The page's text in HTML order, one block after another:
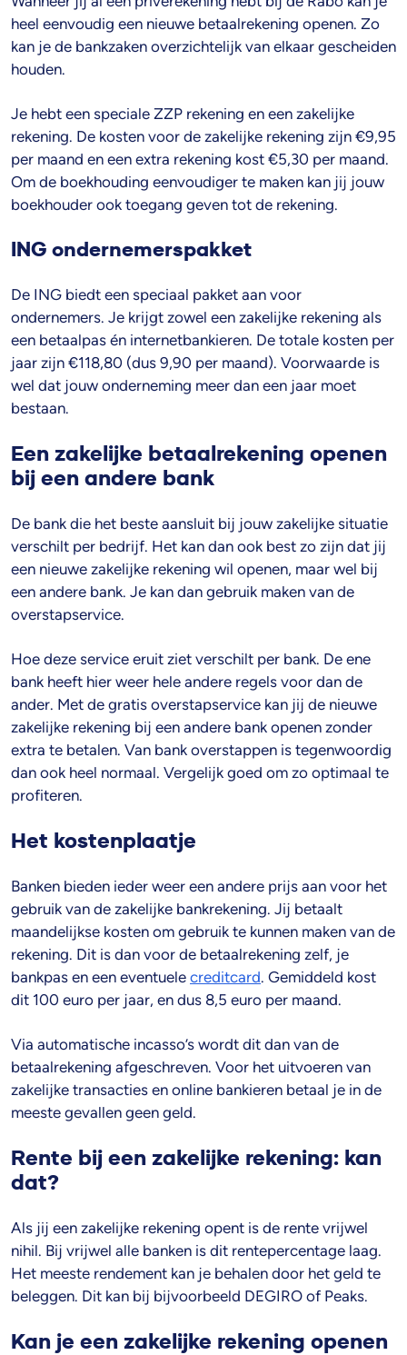
heel eenvoudig een nieuwe betaalrekening openen. Zo
kan je de bankzaken overzichtelijk van elkaar gescheiden
houden.
Je hebt een speciale ZZP rekening en een zakelijke
rekening. De kosten voor de zakelijke rekening zijn €9,95
per maand en een extra rekening kost €5,30 per maand.
Om de boekhouding eenvoudiger te maken kan jij jouw
boekhouder ook toegang geven tot de rekening.
ING ondernemerspakket
De ING biedt een speciaal pakket aan voor
ondernemers. Je krijgt zowel een zakelijke rekening als
een betaalpas én internetbankieren. De totale kosten per
jaar zijn €118,80 (dus 9,90 per maand). Voorwaarde is
wel dat jouw onderneming meer dan een jaar moet
bestaan.
Een zakelijke betaalrekening openen
bij een andere bank
De bank die het beste aansluit bij jouw zakelijke situatie
verschilt per bedrijf. Het kan dan ook best zo zijn dat jij
een nieuwe zakelijke rekening wil openen, maar wel bij
een andere bank. Je kan dan gebruik maken van de
overstapservice.
Hoe deze service eruit ziet verschilt per bank. De ene
bank heeft hier weer hele andere regels voor dan de
ander. Met de gratis overstapservice kan jij de nieuwe
zakelijke rekening bij een andere bank openen zonder
extra te betalen. Van bank overstappen is tegenwoordig
dan ook heel normaal. Vergelijk goed om zo optimaal te
profiteren.
Het kostenplaatje
Banken bieden ieder weer een andere prijs aan voor het
gebruik van de zakelijke bankrekening. Jij betaalt
maandelijkse kosten om gebruik te kunnen maken van de
rekening. Dit is dan voor de betaalrekening zelf, je
bankpas en een eventuele creditcard. Gemiddeld kost
dit 100 euro per jaar, en dus 8,5 euro per maand.
Via automatische incasso’s wordt dit dan van de
betaalrekening afgeschreven. Voor het uitvoeren van
zakelijke transacties en online bankieren betaal je in de
meeste gevallen geen geld.
Rente bij een zakelijke rekening: kan
dat?
Als jij een zakelijke rekening opent is de rente vrijwel
nihil. Bij vrijwel alle banken is dit rentepercentage laag.
Het meeste rendement kan je behalen door het geld te
beleggen. Dit kan bij bijvoorbeeld DEGIRO of Peaks.
Kan je een zakelijke rekening openen